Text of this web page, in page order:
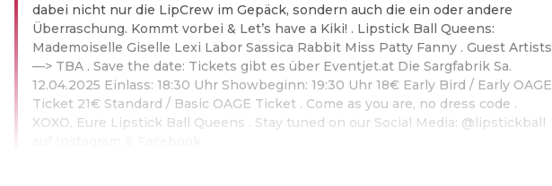
dabei nicht nur die LipCrew im Gepäck, sondern auch die ein oder andere
Überraschung. Kommt vorbei & Let’s have a Kiki! . Lipstick Ball Queens:
Mademoiselle Giselle Lexi Labor Sassica Rabbit Miss Patty Fanny . Guest Artists
—> TBA . Save the date: Tickets gibt es über Eventjet.at Die Sargfabrik Sa.
12.04.2025 Einlass: 18:30 Uhr Showbeginn: 19:30 Uhr 18€ Early Bird / Early OAGE
Ticket 21€ Standard / Basic OAGE Ticket . Come as you are, no dress code .
XOXO, Eure Lipstick Ball Queens . Stay tuned on our Social Media: @lipstickball